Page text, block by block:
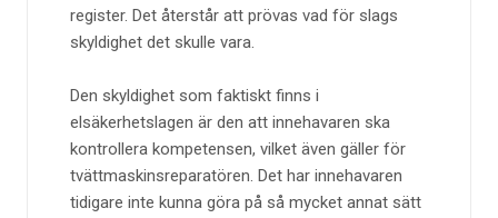
register. Det återstår att prövas vad för slags
skyldighet det skulle vara.
Den skyldighet som faktiskt finns i
elsäkerhetslagen är den att innehavaren ska
kontrollera kompetensen, vilket även gäller för
tvättmaskinsreparatören. Det har innehavaren
tidigare inte kunna göra på så mycket annat sätt